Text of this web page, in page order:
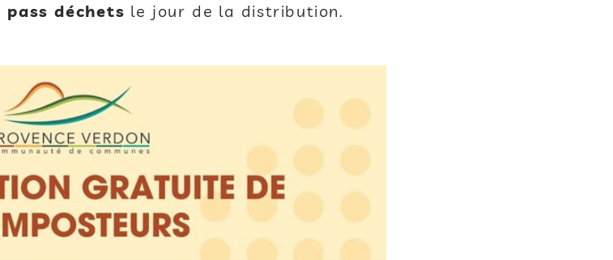
pass déchets le jour de la distribution.